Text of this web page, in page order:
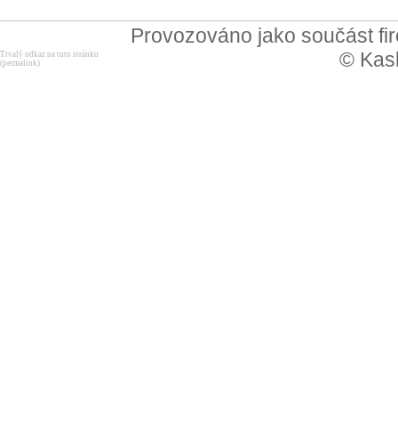
Provozováno jako součást
©
Trvalý odkaz na tuto stránku
(permalink)